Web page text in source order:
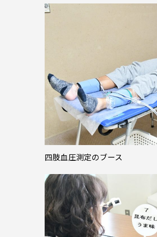
四肢血圧測定のブース